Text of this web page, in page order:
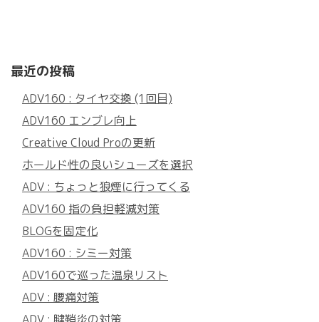
最近の投稿
ADV160 : タイヤ交換 (1回目)
ADV160 エンブレ向上
Creative Cloud Proの更新
ホールド性の良いシューズを選択
ADV : ちょっと狼煙に行ってくる
ADV160 指の負担軽減対策
BLOGを固定化
ADV160 : シミー対策
ADV160で巡った温泉リスト
ADV : 腰痛対策
ADV : 腱鞘炎の対策